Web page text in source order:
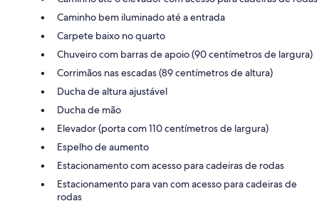
Caminho bem iluminado até a entrada
Carpete baixo no quarto
Chuveiro com barras de apoio (90 centímetros de largura)
Corrimãos nas escadas (89 centímetros de altura)
Ducha de altura ajustável
Ducha de mão
Elevador (porta com 110 centímetros de largura)
Espelho de aumento
Estacionamento com acesso para cadeiras de rodas
Estacionamento para van com acesso para cadeiras de
rodas